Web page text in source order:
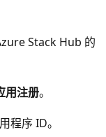
Stack Hub 的
用注册。
程序 ID。